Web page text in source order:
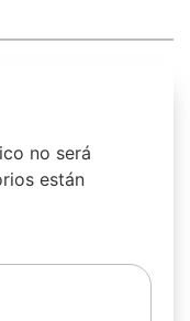
no será
están